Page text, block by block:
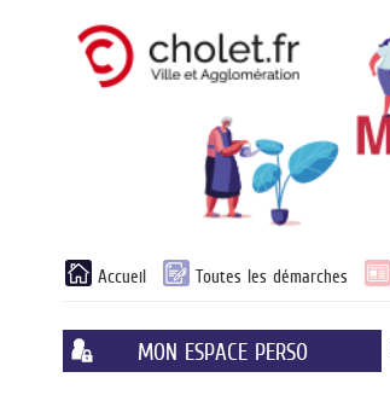
Liste
des
Accueil Toutes les démarches
MON ESPACE PERSO